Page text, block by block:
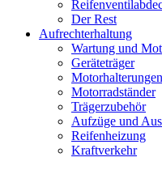
Der Rest
Aufrechterhaltung
Wartung und
Geräteträger
Motorhalterungen
Motorradständer
Trägerzubehör
Aufzüge und
Reifenheizung
Kraftverkehr